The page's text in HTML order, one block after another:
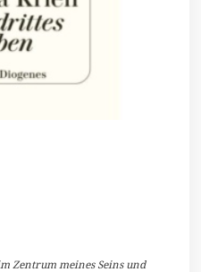
Zentrum meines Seins und